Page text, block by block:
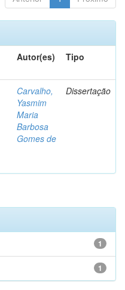
Autor(es) Tipo
Carvalho,
Yasmim
Maria
Barbosa
Gomes de
Dissertação
1
1